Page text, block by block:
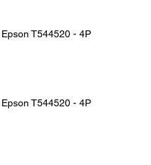
T544520 - 4P
T544520 - 4P